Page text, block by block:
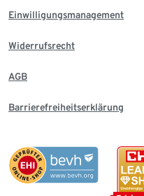
Einwilligungsmanagement
Widerrufsrecht
AGB
Barrierefreiheitserklärung